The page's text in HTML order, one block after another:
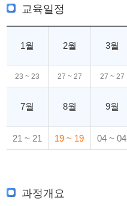
교육일정
1월 2월 3월
23 ~ 23 27 ~ 27 27 ~ 27
7월 8월 9월
21 ~ 21 19 ~ 19 04 ~ 04
과정개요